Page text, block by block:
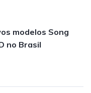
modelos Song
no Brasil